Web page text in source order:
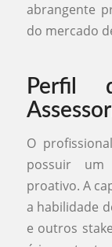
abrangente
do mercado
Perfil
O
possuir
proativo. A
a habilidade
e outros